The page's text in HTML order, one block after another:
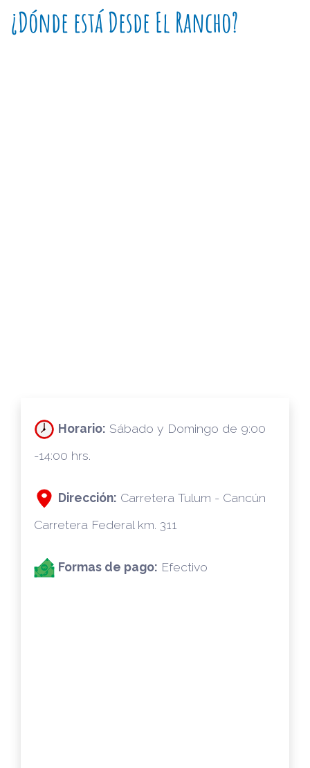
¿Dónde está Desde El Rancho?
Horario: Sábado y Domingo de 9:00
-14:00 hrs.
Dirección: Carretera Tulum - Cancún
Carretera Federal km. 311
Formas de pago: Efectivo